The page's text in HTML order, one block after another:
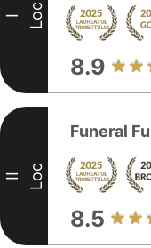
I Loc
8.9
II Loc
Funeral
8.5